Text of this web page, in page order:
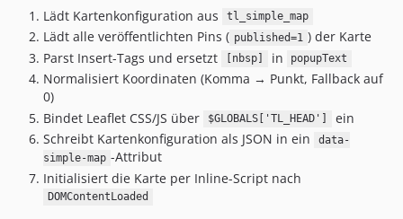
Lädt Kartenkonfiguration aus
tl_simple_map
Lädt alle veröffentlichten Pins ( published=1 ) der Karte
Parst Insert-Tags und ersetzt
[nbsp] in popupText
Normalisiert Koordinaten (Komma → Punkt, Fallback auf
0)
Bindet Leaflet CSS/JS über
$GLOBALS['TL_HEAD']
ein
Schreibt Kartenkonfiguration als JSON in ein
data-
simple-map -Attribut
Initialisiert die Karte per Inline-Script nach
DOMContentLoaded